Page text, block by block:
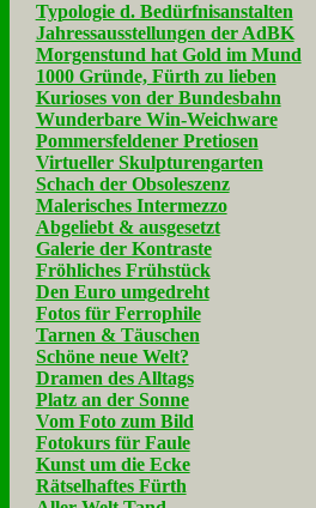
Typologie d. Bedürfnisanstalten
Jahressausstellungen der AdBK
Morgenstund hat Gold im Mund
1000 Gründe, Fürth zu lieben
Kurioses von der Bundesbahn
Wunderbare Win-Weichware
Pommersfeldener Pretiosen
Virtueller Skulpturengarten
Schach der Obsoleszenz
Malerisches Intermezzo
Abgeliebt & ausgesetzt
Galerie der Kontraste
Fröhliches Frühstück
Den Euro umgedreht
Fotos für Ferrophile
Tarnen & Täuschen
Schöne neue Welt?
Dramen des Alltags
Platz an der Sonne
Vom Foto zum Bild
Fotokurs für Faule
Kunst um die Ecke
Rätselhaftes Fürth